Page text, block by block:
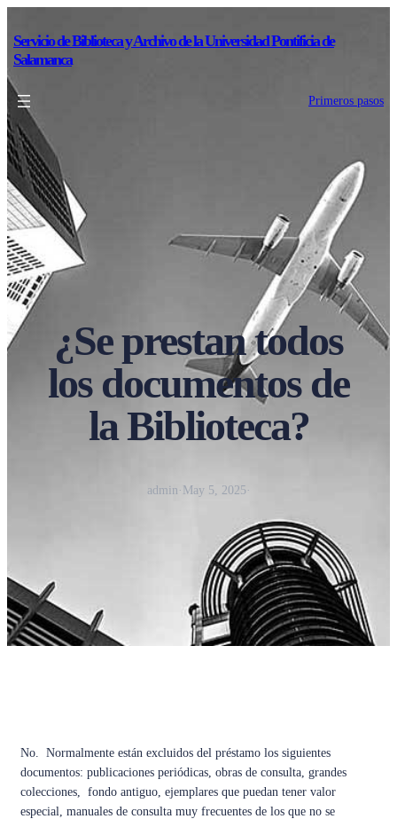
Servicio de Biblioteca y Archivo de la Universidad Pontificia de
Salamanca
Primeros pasos
¿Se prestan todos
los documentos de
la Biblioteca?
admin · May 5, 2025 ·
No. Normalmente están excluidos del préstamo los siguientes
documentos: publicaciones periódicas, obras de consulta, grandes
colecciones, fondo antiguo, ejemplares que puedan tener valor
especial, manuales de consulta muy frecuentes de los que no se